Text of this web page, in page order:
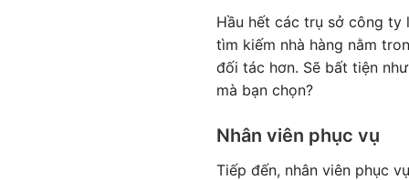
Hầu hết các trụ sở công ty
tìm kiếm nhà hàng nằm
đối tác hơn. Sẽ bất tiện
mà bạn chọn?
Nhân viên phục vụ
Tiếp đến, nhân viên phục